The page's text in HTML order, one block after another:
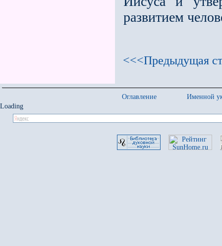
развитием
<<<Предыдущая
Оглавление
Именной
Loading